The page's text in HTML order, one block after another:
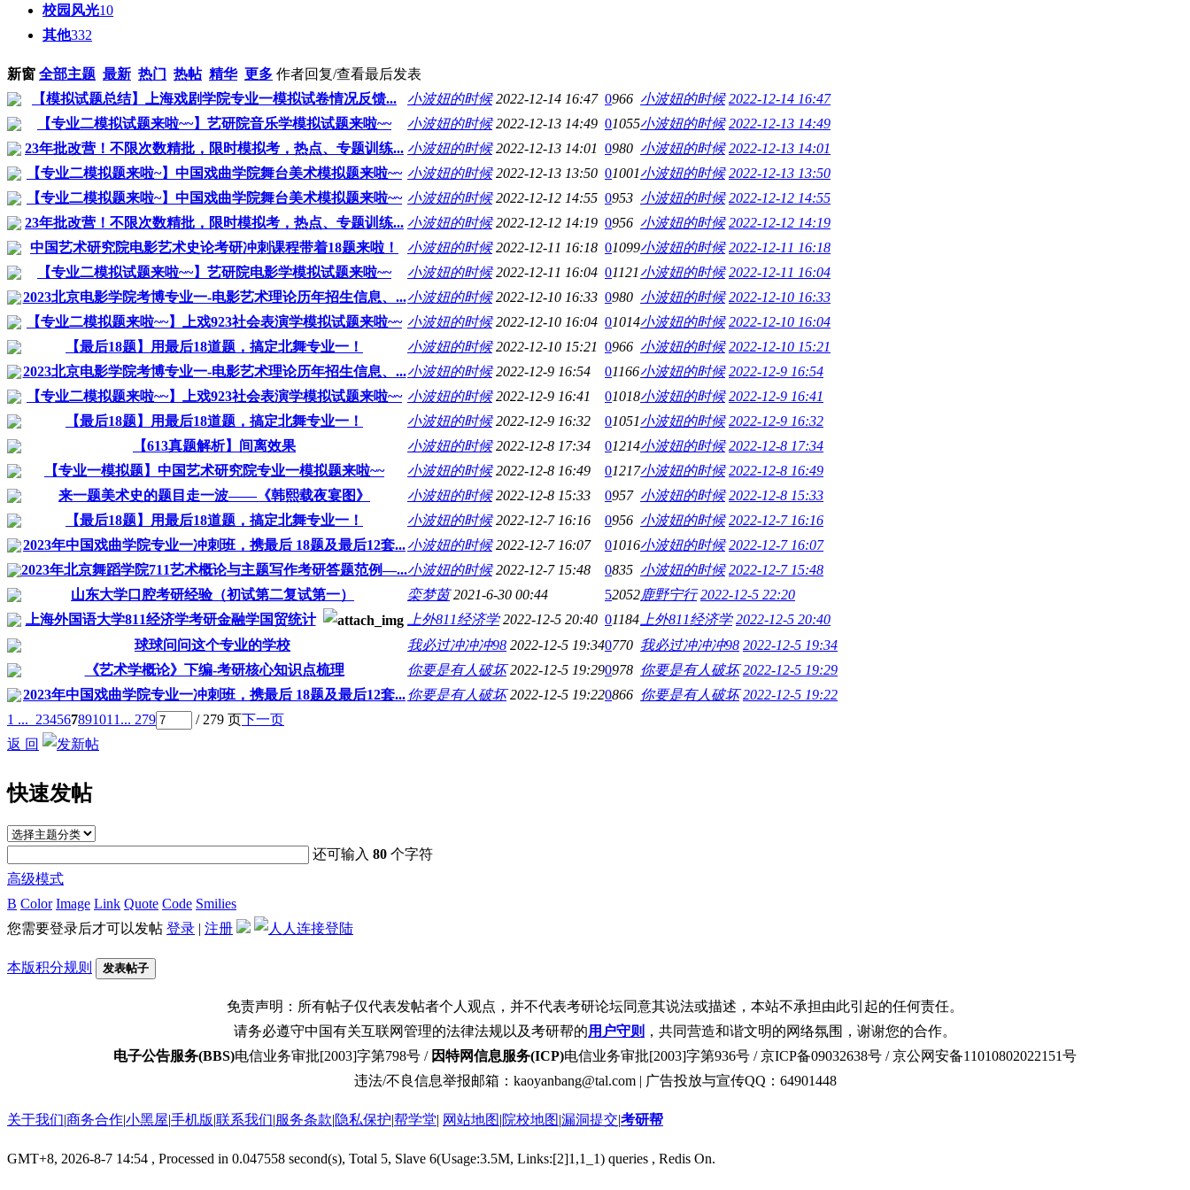
校园风光10
其他332
新窗 全部主题 最新 热门 热帖 精华 更多 作者回复/查看最后发表
【模拟试题总结】上海戏剧学院专业一模拟试卷情况反馈...
小波妞的时候 2022-12-14 16:47 0966 小波妞的时候 2022-12-14 16:47
【专业二模拟试题来啦~~】艺研院音乐学模拟试题来啦~~
小波妞的时候 2022-12-13 14:49 01055小波妞的时候 2022-12-13 14:49
23年批改营！不限次数精批，限时模拟考，热点、专题训练... 小波妞的时候 2022-12-13 14:01 0980 小波妞的时候 2022-12-13 14:01
【专业二模拟题来啦~】中国戏曲学院舞台美术模拟题来啦~~ 小波妞的时候 2022-12-13 13:50 01001小波妞的时候 2022-12-13 13:50
【专业二模拟题来啦~】中国戏曲学院舞台美术模拟题来啦~~ 小波妞的时候 2022-12-12 14:55 0953 小波妞的时候 2022-12-12 14:55
23年批改营！不限次数精批，限时模拟考，热点、专题训练... 小波妞的时候 2022-12-12 14:19 0956 小波妞的时候 2022-12-12 14:19
中国艺术研究院电影艺术史论考研冲刺课程带着18题来啦！
小波妞的时候 2022-12-11 16:18 01099小波妞的时候 2022-12-11 16:18
【专业二模拟试题来啦~~】艺研院电影学模拟试题来啦~~
小波妞的时候 2022-12-11 16:04 01121 小波妞的时候 2022-12-11 16:04
2023北京电影学院考博专业一-电影艺术理论历年招生信息、...小波妞的时候 2022-12-10 16:33 0980 小波妞的时候 2022-12-10 16:33
【专业二模拟题来啦~~】上戏923社会表演学模拟试题来啦~~ 小波妞的时候 2022-12-10 16:04 01014小波妞的时候 2022-12-10 16:04
【最后18题】用最后18道题，搞定北舞专业一！
小波妞的时候 2022-12-10 15:21 0966 小波妞的时候 2022-12-10 15:21
2023北京电影学院考博专业一-电影艺术理论历年招生信息、...小波妞的时候 2022-12-9 16:54 01166小波妞的时候 2022-12-9 16:54
【专业二模拟题来啦~~】上戏923社会表演学模拟试题来啦~~ 小波妞的时候 2022-12-9 16:41 01018小波妞的时候 2022-12-9 16:41
【最后18题】用最后18道题，搞定北舞专业一！
小波妞的时候 2022-12-9 16:32 01051小波妞的时候 2022-12-9 16:32
【613真题解析】间离效果
小波妞的时候 2022-12-8 17:34 01214小波妞的时候 2022-12-8 17:34
【专业一模拟题】中国艺术研究院专业一模拟题来啦~~
小波妞的时候 2022-12-8 16:49 01217小波妞的时候 2022-12-8 16:49
来一题美术史的题目走一波——《韩熙载夜宴图》
小波妞的时候 2022-12-8 15:33 0957 小波妞的时候 2022-12-8 15:33
【最后18题】用最后18道题，搞定北舞专业一！
小波妞的时候 2022-12-7 16:16 0956 小波妞的时候 2022-12-7 16:16
2023年中国戏曲学院专业一冲刺班，携最后 18题及最后12套...小波妞的时候 2022-12-7 16:07 01016小波妞的时候 2022-12-7 16:07
2023年北京舞蹈学院711艺术概论与主题写作考研答题范例—...小波妞的时候 2022-12-7 15:48 0835 小波妞的时候 2022-12-7 15:48
山东大学口腔考研经验（初试第二复试第一）
栾梦茵 2021-6-30 00:44 52052鹿野宁行 2022-12-5 22:20
上海外国语大学811经济学考研金融学国贸统计
上外811经济学 2022-12-5 20:40 01184 上外811经济学 2022-12-5 20:40
球球问问这个专业的学校
我必过冲冲冲98 2022-12-5 19:340770 我必过冲冲冲98 2022-12-5 19:34
《艺术学概论》下编-考研核心知识点梳理
你要是有人破坏 2022-12-5 19:290978 你要是有人破坏 2022-12-5 19:29
2023年中国戏曲学院专业一冲刺班，携最后 18题及最后12套...你要是有人破坏 2022-12-5 19:220866 你要是有人破坏 2022-12-5 19:22
1 ... 234567891011 ... 279 / 279 页下一页
返 回
快速发帖
还可输入80 个字符
高级模式
B Color Image Link Quote Code Smilies
您需要登录后才可以发帖 登录 | 注册
本版积分规则 发表帖子
免责声明：所有帖子仅代表发帖者个人观点，并不代表考研论坛同意其说法或描述，本站不承担由此引起的任何责任。
请务必遵守中国有关互联网管理的法律法规以及考研帮的用户守则 ，共同营造和谐文明的网络氛围，谢谢您的合作。
电子公告服务(BBS)电信业务审批[2003]字第798号 / 因特网信息服务(ICP)电信业务审批[2003]字第936号 / 京ICP备09032638号 / 京公网安备11010802022151号
违法/不良信息举报邮箱：kaoyanbang@tal.com | 广告投放与宣传QQ：64901448
关于我们|商务合作|小黑屋|手机版|联系我们|服务条款|隐私保护|帮学堂| 网站地图|院校地图|漏洞提交|考研帮
GMT+8, 2026-8-7 14:54 , Processed in 0.047558 second(s), Total 5, Slave 6(Usage:3.5M, Links:[2]1,1_1) queries , Redis On.